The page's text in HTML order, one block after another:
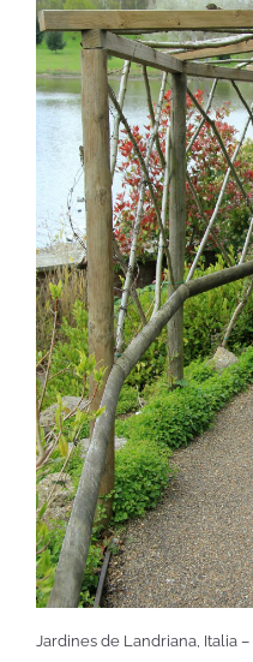
Jardines de Landriana, Italia –